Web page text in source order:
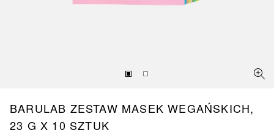
BARULAB ZESTAW MASEK WEGAŃSKICH,
23 G X 10 SZTUK